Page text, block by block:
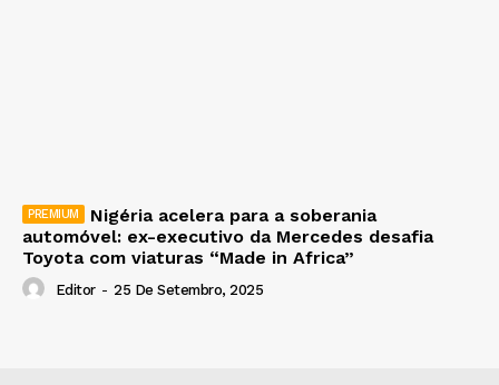
Nigéria acelera para a soberania
automóvel: ex-executivo da Mercedes desafia
Toyota com viaturas “Made in Africa”
Editor - 25 De Setembro, 2025